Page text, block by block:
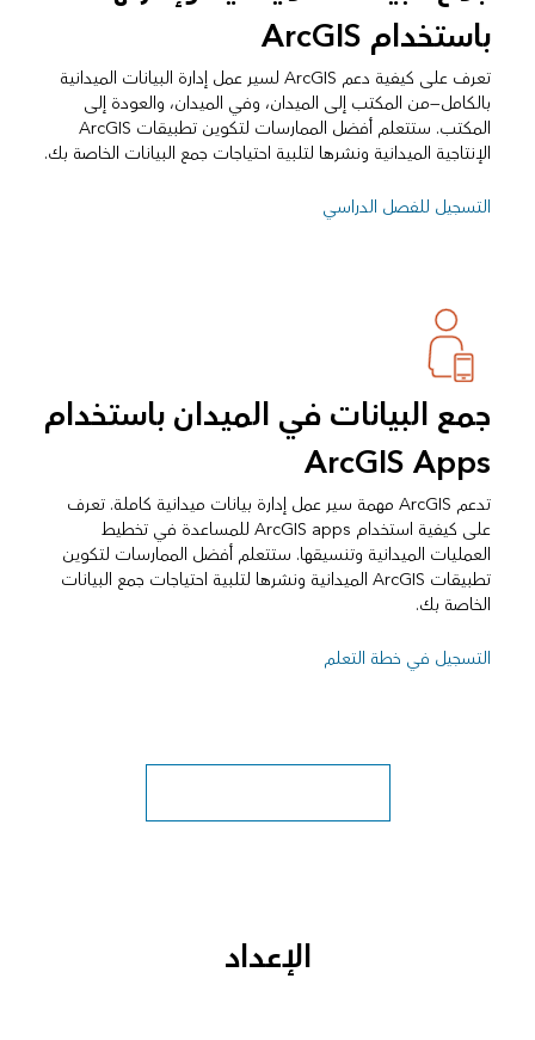
باستخدام ArcGIS
تعرف على كيفية دعم ArcGIS لسير عمل إدارة البيانات الميدانية
بالكامل—من المكتب إلى الميدان، وفي الميدان، والعودة إلى
المكتب. ستتعلم أفضل الممارسات لتكوين تطبيقات ArcGIS
الإنتاجية الميدانية ونشرها لتلبية احتياجات جمع البيانات الخاصة بك.
التسجيل للفصل الدراسي
جمع البيانات في الميدان باستخدام
ArcGIS Apps
تدعم ArcGIS مهمة سير عمل إدارة بيانات ميدانية كاملة. تعرف
على كيفية استخدام ArcGIS apps للمساعدة في تخطيط
العمليات الميدانية وتنسيقها. ستتعلم أفضل الممارسات لتكوين
تطبيقات ArcGIS الميدانية ونشرها لتلبية احتياجات جمع البيانات
الخاصة بك.
التسجيل في خطة التعلم
الإعداد